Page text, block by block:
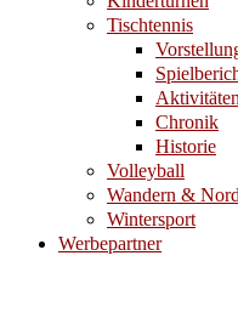
Tischtennis
Aktivitäten
Chronik
Historie
Volleyball
Wandern &
Wintersport
Werbepartner